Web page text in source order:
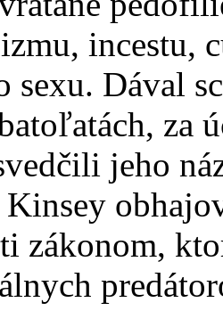
incestu,
sexu. Dával
za
jeho
zákonom,